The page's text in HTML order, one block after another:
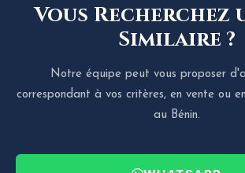
Vous Recherchez
Similaire ?
Notre équipe peut vous proposer
correspondant à vos critères, en vente ou
au Bénin.